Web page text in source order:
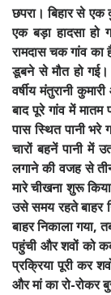
छपरा। बिहार से एक
एक बड़ा हादसा हो
रामदास चक गांव का
डूबने से मौत हो गई।
वर्षीय मंतुरानी
बाद पूरे गांव में
पास स्थित पानी
चारों बहनें पानी में
लगाने की वजह से
मारे चीखना शुरू
उसे समय रहते बाहर
बाहर निकाला गया,
पहुंची और शवों को
प्रक्रिया पूरी कर
और मां का रो-रोकर